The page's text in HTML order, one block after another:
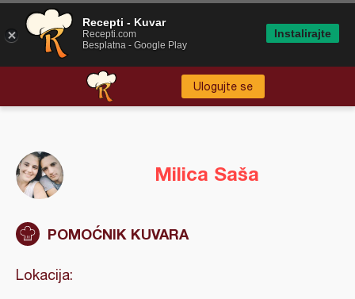
Ulogujte se
Milica Saša
POMOĆNIK KUVARA
Lokacija:
Recepti - Kuvar
Recepti.com
Besplatna - Google Play
Instalirajte